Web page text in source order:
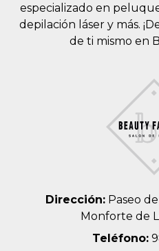
especializado en
depilación láser y más.
de ti mismo en
Dirección: Paseo
Monforte de
Teléfono: